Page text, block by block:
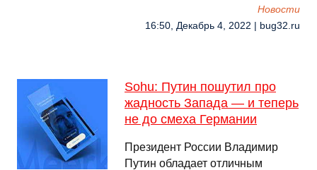
Новости
16:50, Декабрь 4, 2022 | bug32.ru
Sohu: Путин пошутил про
жадность Запада — и теперь
не до смеха Германии
Президент России Владимир
Путин обладает отличным